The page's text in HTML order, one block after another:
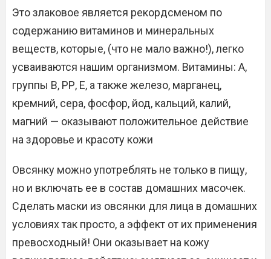
Это злаковое является рекордсменом по
содержанию витаминов и минеральных
веществ, которые, (что не мало важно!), легко
усваиваются нашим организмом. Витамины: А,
группы В, РР, Е, а также железо, марганец,
кремний, сера, фосфор, йод, кальций, калий,
магний — оказывают положительное действие
на здоровье и красоту кожи
Овсянку можно употреблять не только в пищу,
но и включать ее в состав домашних масочек.
Сделать маски из овсянки для лица в домашних
условиях так просто, а эффект от их применения
превосходный! Они оказывает на кожу